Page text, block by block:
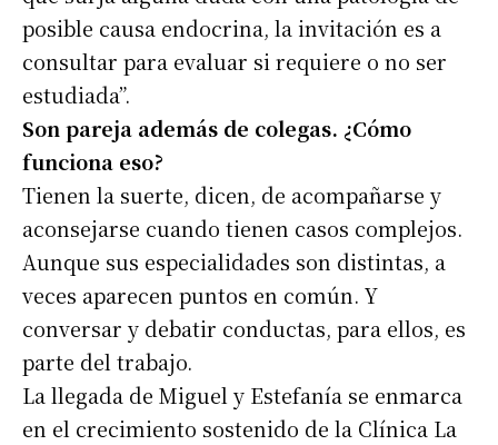
posible causa endocrina, la invitación es a
consultar para evaluar si requiere o no ser
estudiada”.
Son pareja además de colegas. ¿Cómo
funciona eso?
Tienen la suerte, dicen, de acompañarse y
aconsejarse cuando tienen casos complejos.
Aunque sus especialidades son distintas, a
veces aparecen puntos en común. Y
conversar y debatir conductas, para ellos, es
parte del trabajo.
La llegada de Miguel y Estefanía se enmarca
en el crecimiento sostenido de la Clínica La